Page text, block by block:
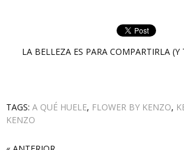
LA BELLEZA ES PARA COMPARTIRLA (Y
TAGS: A QUÉ HUELE, FLOWER BY KENZO,
KENZO